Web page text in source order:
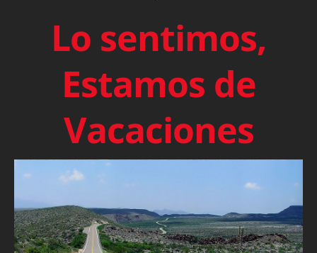
Lo sentimos,
Estamos de
Vacaciones